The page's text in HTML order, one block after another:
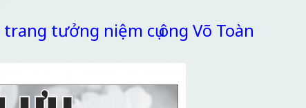
tưởng niệm cụ ông Võ Toàn